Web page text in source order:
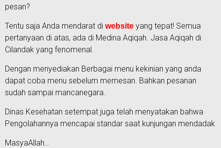
pesan?
Tentu saja Anda mendarat di website yang tepat! Semua
pertanyaan di atas, ada di Medina Aqiqah. Jasa Aqiqah di
Cilandak yang fenomenal.
Dengan menyediakan Berbagai menu kekinian yang anda
dapat coba menu sebelum memesan. Bahkan pesanan
sudah sampai mancanegara.
Dinas Kesehatan setempat juga telah menyatakan bahwa
Pengolahannya mencapai standar saat kunjungan mendadak
MasyaAllah…